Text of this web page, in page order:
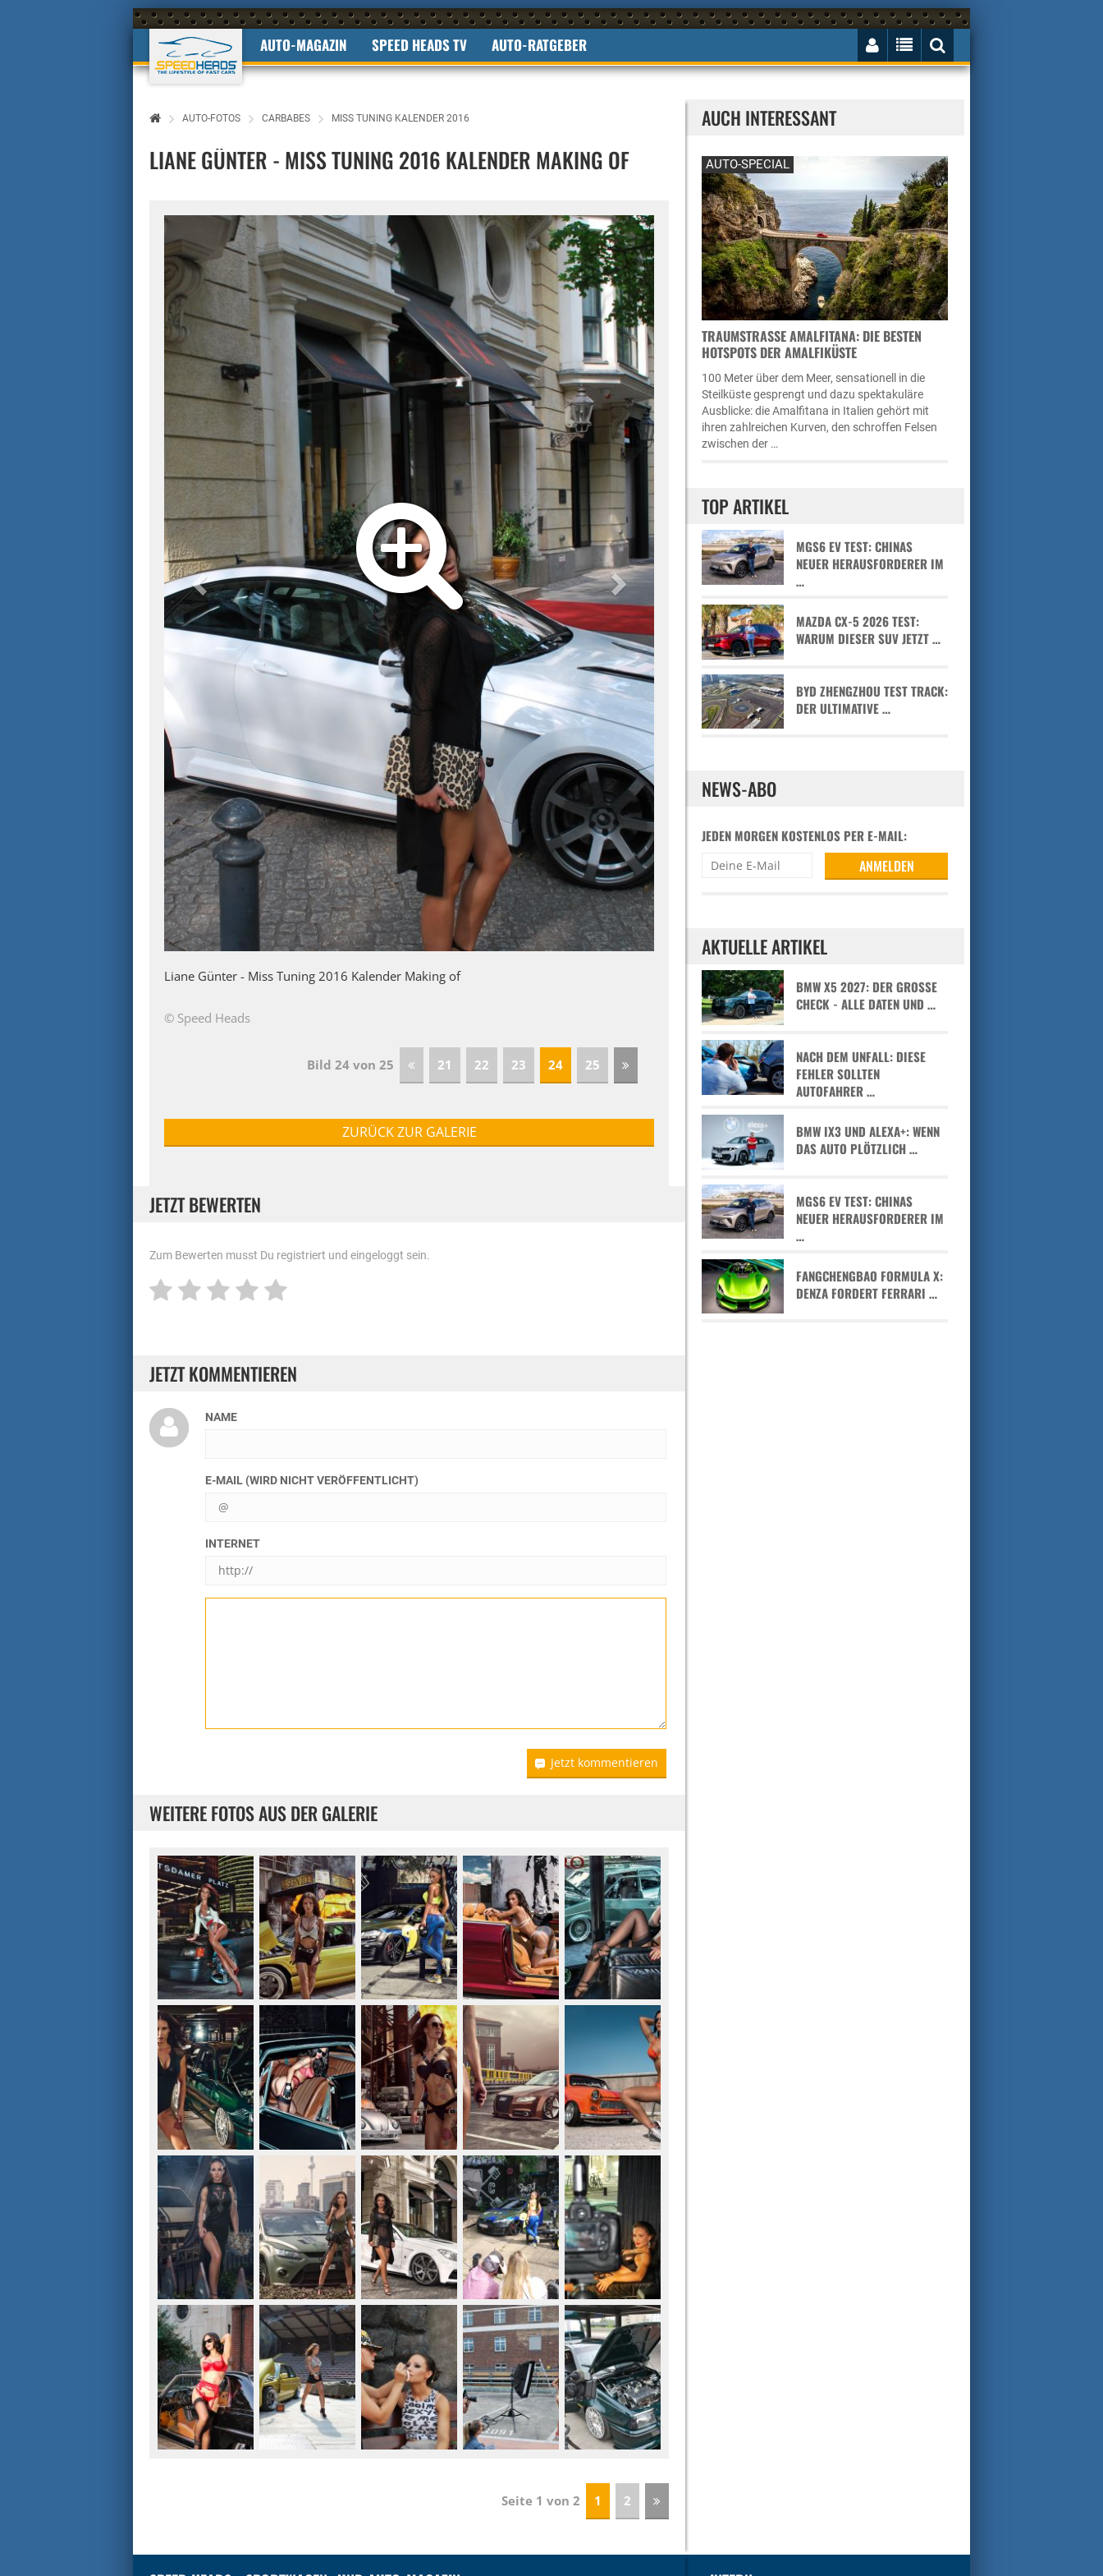
AUTO-MAGAZIN SPEED HEADS TV AUTO-RATGEBER
AUTO-FOTOS CARBABES MISS TUNING KALENDER 2016
LIANE GÜNTER - MISS TUNING 2016 KALENDER MAKING OF
Liane Günter - Miss Tuning 2016 Kalender Making of
© Speed Heads
Bild 24 von 25 21 22 23 24 25
ZURÜCK ZUR GALERIE
JETZT BEWERTEN
Zum Bewerten musst Du registriert und eingeloggt sein.
JETZT KOMMENTIEREN
NAME
E-MAIL (WIRD NICHT VERÖFFENTLICHT)
INTERNET
Jetzt kommentieren
WEITERE FOTOS AUS DER GALERIE
Seite 1 von 2 1 2
AUCH INTERESSANT
AUTO-SPECIAL
TRAUMSTRASSE AMALFITANA: DIE BESTEN H
OTSPOTS DER AMALFIKÜSTE
100 Meter über dem Meer, sensationell in die
Steilküste gesprengt und dazu spektakuläre
Ausblicke: die Amalfitana in Italien gehört mit
ihren zahlreichen Kurven, den schroffen Felsen
zwischen der …
TOP ARTIKEL
MGS6 EV TEST: CHINAS
NEUER HERAUSFORDERER IM
…
MAZDA CX-5 2026 TEST:
WARUM DIESER SUV JETZT …
BYD ZHENGZHOU TEST TRACK:
DER ULTIMATIVE …
NEWS-ABO
JEDEN MORGEN KOSTENLOS PER E-MAIL:
AKTUELLE ARTIKEL
BMW X5 2027: DER GROSSE C
HECK - ALLE DATEN UND …
NACH DEM UNFALL: DIESE
FEHLER SOLLTEN
AUTOFAHRER …
BMW IX3 UND ALEXA+: WENN
DAS AUTO PLÖTZLICH …
MGS6 EV TEST: CHINAS
NEUER HERAUSFORDERER IM
…
FANGCHENGBAO FORMULA X:
DENZA FORDERT FERRARI …